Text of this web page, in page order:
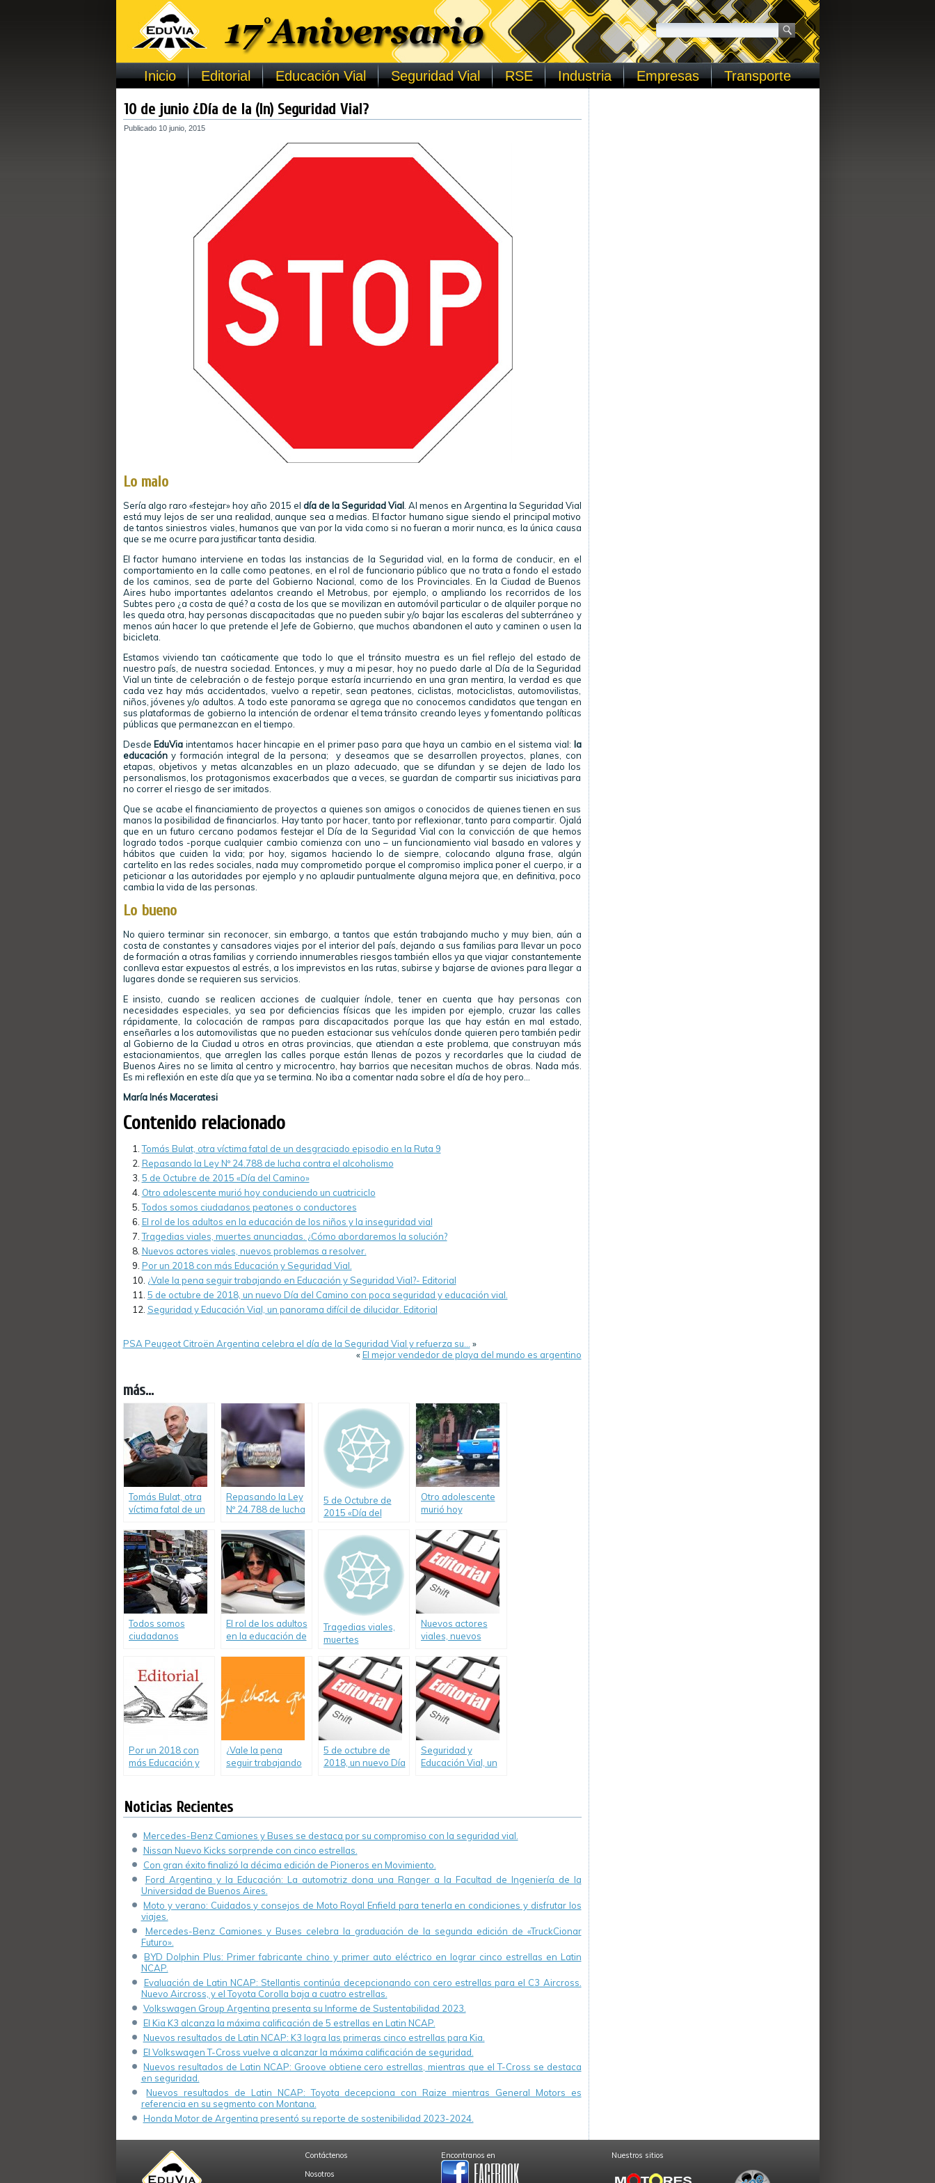
Inicio Editorial Educación Vial Seguridad Vial RSE Industria Empresas Transporte
10 de junio ¿Día de la (In) Seguridad Vial?
Publicado 10 junio, 2015
Lo malo
Sería algo raro «festejar» hoy año 2015 el día de la Seguridad Vial. Al menos en Argentina la Seguridad Vial
está muy lejos de ser una realidad, aunque sea a medias. El factor humano sigue siendo el principal motivo
de tantos siniestros viales, humanos que van por la vida como si no fueran a morir nunca, es la única causa
que se me ocurre para justificar tanta desidia.
El factor humano interviene en todas las instancias de la Seguridad vial, en la forma de conducir, en el
comportamiento en la calle como peatones, en el rol de funcionario público que no trata a fondo el estado
de los caminos, sea de parte del Gobierno Nacional, como de los Provinciales. En la Ciudad de Buenos
Aires hubo importantes adelantos creando el Metrobus, por ejemplo, o ampliando los recorridos de los
Subtes pero ¿a costa de qué? a costa de los que se movilizan en automóvil particular o de alquiler porque no
les queda otra, hay personas discapacitadas que no pueden subir y/o bajar las escaleras del subterráneo y
menos aún hacer lo que pretende el Jefe de Gobierno, que muchos abandonen el auto y caminen o usen la
bicicleta.
Estamos viviendo tan caóticamente que todo lo que el tránsito muestra es un fiel reflejo del estado de
nuestro país, de nuestra sociedad. Entonces, y muy a mi pesar, hoy no puedo darle al Día de la Seguridad
Vial un tinte de celebración o de festejo porque estaría incurriendo en una gran mentira, la verdad es que
cada vez hay más accidentados, vuelvo a repetir, sean peatones, ciclistas, motociclistas, automovilistas,
niños, jóvenes y/o adultos. A todo este panorama se agrega que no conocemos candidatos que tengan en
sus plataformas de gobierno la intención de ordenar el tema tránsito creando leyes y fomentando políticas
públicas que permanezcan en el tiempo.
Desde EduVia intentamos hacer hincapie en el primer paso para que haya un cambio en el sistema vial: la
educacióny formación integral de la persona; y deseamos que se desarrollen proyectos, planes, con
etapas, objetivos y metas alcanzables en un plazo adecuado, que se difundan y se dejen de lado los
personalismos, los protagonismos exacerbados que a veces, se guardan de compartir sus iniciativas para
no correr el riesgo de ser imitados.
Que se acabe el financiamiento de proyectos a quienes son amigos o conocidos de quienes tienen en sus
manos la posibilidad de financiarlos. Hay tanto por hacer, tanto por reflexionar, tanto para compartir. Ojalá
que en un futuro cercano podamos festejar el Día de la Seguridad Vial con la convicción de que hemos
logrado todos -porque cualquier cambio comienza con uno – un funcionamiento vial basado en valores y
hábitos que cuiden la vida; por hoy, sigamos haciendo lo de siempre, colocando alguna frase, algún
cartelito en las redes sociales, nada muy comprometido porque el compromiso implica poner el cuerpo, ir a
peticionar a las autoridades por ejemplo y no aplaudir puntualmente alguna mejora que, en definitiva, poco
cambia la vida de las personas.
Lo bueno
No quiero terminar sin reconocer, sin embargo, a tantos que están trabajando mucho y muy bien, aún a
costa de constantes y cansadores viajes por el interior del país, dejando a sus familias para llevar un poco
de formación a otras familias y corriendo innumerables riesgos también ellos ya que viajar constantemente
conlleva estar expuestos al estrés, a los imprevistos en las rutas, subirse y bajarse de aviones para llegar a
lugares donde se requieren sus servicios.
E insisto, cuando se realicen acciones de cualquier índole, tener en cuenta que hay personas con
necesidades especiales, ya sea por deficiencias físicas que les impiden por ejemplo, cruzar las calles
rápidamente, la colocación de rampas para discapacitados porque las que hay están en mal estado,
enseñarles a los automovilistas que no pueden estacionar sus vehículos donde quieren pero también pedir
al Gobierno de la Ciudad u otros en otras provincias, que atiendan a este problema, que construyan más
estacionamientos, que arreglen las calles porque están llenas de pozos y recordarles que la ciudad de
Buenos Aires no se limita al centro y microcentro, hay barrios que necesitan muchos de obras. Nada más.
Es mi reflexión en este día que ya se termina. No iba a comentar nada sobre el día de hoy pero…
María Inés Maceratesi
Contenido relacionado
Tomás Bulat, otra víctima fatal de un desgraciado episodio en la Ruta 9
Repasando la Ley Nº 24.788 de lucha contra el alcoholismo
5 de Octubre de 2015 «Día del Camino»
Otro adolescente murió hoy conduciendo un cuatriciclo
Todos somos ciudadanos peatones o conductores
El rol de los adultos en la educación de los niños y la inseguridad vial
Tragedias viales, muertes anunciadas. ¿Cómo abordaremos la solución?
Nuevos actores viales, nuevos problemas a resolver.
Por un 2018 con más Educación y Seguridad Vial.
¿Vale la pena seguir trabajando en Educación y Seguridad Vial?- Editorial
5 de octubre de 2018, un nuevo Día del Camino con poca seguridad y educación vial.
Seguridad y Educación Vial, un panorama difícil de dilucidar. Editorial
PSA Peugeot Citroën Argentina celebra el día de la Seguridad Vial y refuerza su…
»
«El mejor vendedor de playa del mundo es argentino
más...
Tomás Bulat, otra
víctima fatal de un
episodio en la Ruta
9
Repasando la Ley
Nº 24.788 de lucha
alcoholismo
5 de Octubre de
2015 «Día del
Otro adolescente
murió hoy
cuatriciclo
Todos somos
ciudadanos
El rol de los adultos
en la educación de
Tragedias viales,
muertes
abordaremos la
solución?
Nuevos actores
viales, nuevos
resolver.
Por un 2018 con
más Educación y
¿Vale la pena
seguir trabajando
5 de octubre de
2018, un nuevo Día
Seguridad y
Educación Vial, un
Noticias Recientes
Mercedes-Benz Camiones y Buses se destaca por su compromiso con la seguridad vial.
Nissan Nuevo Kicks sorprende con cinco estrellas.
Con gran éxito finalizó la décima edición de Pioneros en Movimiento.
Ford Argentina y la Educación: La automotriz dona una Ranger a la Facultad de Ingeniería de la
Universidad de Buenos Aires.
Moto y verano: Cuidados y consejos de Moto Royal Enfield para tenerla en condiciones y disfrutar los
viajes.
Mercedes-Benz Camiones y Buses celebra la graduación de la segunda edición de «TruckCionar
Futuro».
BYD Dolphin Plus: Primer fabricante chino y primer auto eléctrico en lograr cinco estrellas en Latin
NCAP.
Evaluación de Latin NCAP: Stellantis continúa decepcionando con cero estrellas para el C3 Aircross.
Nuevo Aircross, y el Toyota Corolla baja a cuatro estrellas.
Volkswagen Group Argentina presenta su Informe de Sustentabilidad 2023.
El Kia K3 alcanza la máxima calificación de 5 estrellas en Latin NCAP.
Nuevos resultados de Latin NCAP: K3 logra las primeras cinco estrellas para Kia.
El Volkswagen T-Cross vuelve a alcanzar la máxima calificación de seguridad.
Nuevos resultados de Latin NCAP: Groove obtiene cero estrellas, mientras que el T-Cross se destaca
en seguridad.
Nuevos resultados de Latin NCAP: Toyota decepciona con Raize mientras General Motors es
referencia en su segmento con Montana.
Honda Motor de Argentina presentó su reporte de sostenibilidad 2023-2024.
Contáctenos
Nosotros
Encontranos en Nuestros sitios